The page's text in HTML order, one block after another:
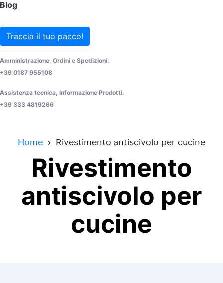
Blog
Traccia il tuo pacco!
Amministrazione, Ordini e Spedizioni:
+39 0187 955108
Assistenza tecnica, Informazione Prodotti:
+39 333 4819266
Home Rivestimento antiscivolo per cucine
Rivestimento
antiscivolo per
cucine